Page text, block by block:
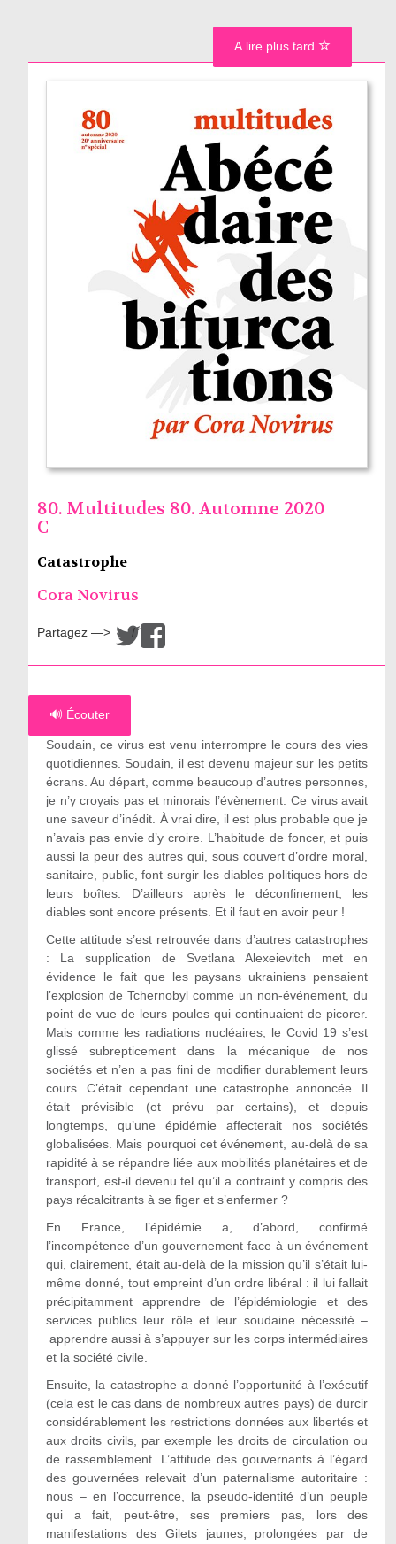
80. Multitudes 80. Automne 2020
C
Catastrophe
Cora Novirus
Partagez —> /
🔊 Écouter
Soudain, ce virus est venu interrompre le cours des vies
quotidiennes. Soudain, il est devenu majeur sur les petits
écrans. Au départ, comme beaucoup d’autres personnes,
je n’y croyais pas et minorais l’évènement. Ce virus avait
une saveur d’inédit. À vrai dire, il est plus probable que je
n’avais pas envie d’y croire. L’habitude de foncer, et puis
aussi la peur des autres qui, sous couvert d’ordre moral,
sanitaire, public, font surgir les diables politiques hors de
leurs boîtes. D’ailleurs après le déconfinement, les
diables sont encore présents. Et il faut en avoir peur !
Cette attitude s’est retrouvée dans d’autres catastrophes
: La supplication de Svetlana Alexeievitch met en
évidence le fait que les paysans ukrainiens pensaient
l’explosion de Tchernobyl comme un non-événement, du
point de vue de leurs poules qui continuaient de picorer.
Mais comme les radiations nucléaires, le Covid 19 s’est
glissé subrepticement dans la mécanique de nos
sociétés et n’en a pas fini de modifier durablement leurs
cours. C’était cependant une catastrophe annoncée. Il
était prévisible (et prévu par certains), et depuis
longtemps, qu’une épidémie affecterait nos sociétés
globalisées. Mais pourquoi cet événement, au-delà de sa
rapidité à se répandre liée aux mobilités planétaires et de
transport, est-il devenu tel qu’il a contraint y compris des
pays récalcitrants à se figer et s’enfermer ?
En France, l’épidémie a, d’abord, confirmé
l’incompétence d’un gouvernement face à un événement
qui, clairement, était au-delà de la mission qu’il s’était lui-
même donné, tout empreint d’un ordre libéral : il lui fallait
précipitamment apprendre de l’épidémiologie et des
services publics leur rôle et leur soudaine nécessité –
apprendre aussi à s’appuyer sur les corps intermédiaires
et la société civile.
Ensuite, la catastrophe a donné l’opportunité à l’exécutif
(cela est le cas dans de nombreux autres pays) de durcir
considérablement les restrictions données aux libertés et
aux droits civils, par exemple les droits de circulation ou
de rassemblement. L’attitude des gouvernants à l’égard
des gouvernées relevait d’un paternalisme autoritaire :
nous – en l’occurrence, la pseudo-identité d’un peuple
qui a fait, peut-être, ses premiers pas, lors des
manifestations des Gilets jaunes, prolongées par de
A lire plus tard